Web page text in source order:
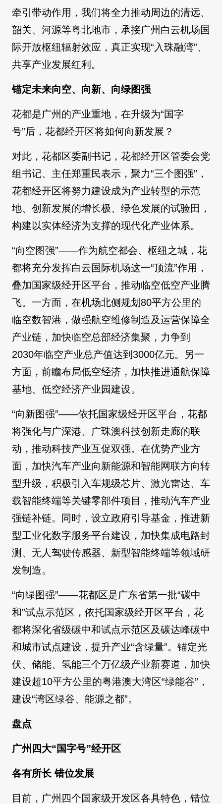
牵引带动作用，我们将全力推动周边的清远、
韶关、河源等粤北地市，承接广州白云机场国
际开放枢纽辐射效应，真正实现“入珠融湾”、
共享产业发展红利。
锚定未来向空、向新、向绿图强
花都是广州的产业重地，在升级为“国字
号”后，花都经开区将如何向新发展？
对此，花都区委副书记，花都经开区管委会党
组书记、主任郑重民表示，聚力“三个图强”，
花都经开区将努力建设成为产业转型的示范
地、创新发展的增长极、绿色发展的试验田，
构建以实体经济为支撑的现代化产业体系。
“向空图强”——作为航空都会、枢纽之城，花
都将充分发挥白云国际机场这一“顶流”作用，
叠加国家级经开区平台，推动临空低空产业腾
飞。一方面，在机场北侧规划80平方公里的
临空数智港，做强航空维修制造及运营保障全
产业链，加快临空总部经济集聚，力争到
2030年临空产业总产值达到3000亿元。另一
方面，前瞻布局低空经济，加快推进通航保障
基地、低空经济产业园建设。
“向新图强”——依托国家级经开区平台，花都
将强化与广深港、广珠澳科技创新走廊的联
动，推动科技产业互促双强。在优势产业方
面，加快汽车产业向新能源和智能网联方向转
型升级，积极引入车规级芯片、激光雷达、车
载智能终端等关键零部件项目，推动汽车产业
强链补链。同时，设立政府引导基金，推进新
型工业化数字服务平台建设，加快集成电路封
测、无人驾驶传感器、新型智能终端等领域研
发制造。
“向绿图强”——花都区是广东省第一批“碳中
和”试点示范区，依托国家级经开区平台，花
都将深化省级碳中和试点示范区及碳达峰碳中
和城市试点建设，提升产业“含绿量”。锚定光
伏、储能、氢能三个万亿级产业新赛道，加快
建设超10平方公里的粤港澳大湾区“绿能谷”，
建设“湾区绿谷、能源之都”。
盘点
广州四大“国字号”经开区
各有所长 错位发展
目前，广州四个国家级开发区各具特色，错位